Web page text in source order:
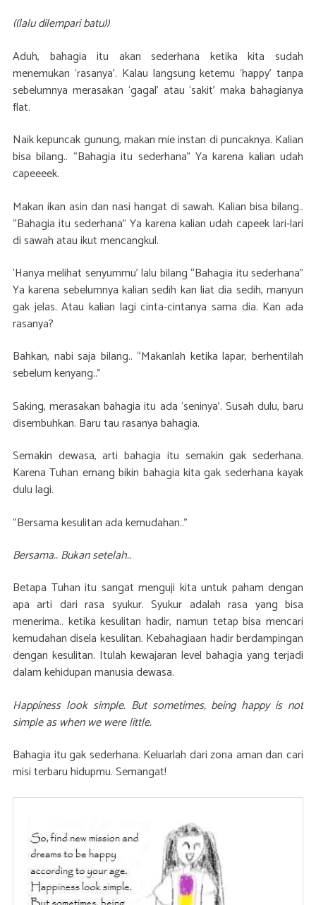
((lalu dilempari batu))
Aduh, bahagia itu akan sederhana ketika kita sudah
menemukan ‘rasanya’. Kalau langsung ketemu ‘happy’ tanpa
sebelumnya merasakan ‘gagal’ atau ‘sakit’ maka bahagianya
flat.
Naik kepuncak gunung, makan mie instan di puncaknya. Kalian
bisa bilang.. “Bahagia itu sederhana” Ya karena kalian udah
capeeeek.
Makan ikan asin dan nasi hangat di sawah. Kalian bisa bilang..
“Bahagia itu sederhana” Ya karena kalian udah capeek lari-lari
di sawah atau ikut mencangkul.
‘Hanya melihat senyummu’ lalu bilang “Bahagia itu sederhana”
Ya karena sebelumnya kalian sedih kan liat dia sedih, manyun
gak jelas. Atau kalian lagi cinta-cintanya sama dia. Kan ada
rasanya?
Bahkan, nabi saja bilang.. “Makanlah ketika lapar, berhentilah
sebelum kenyang..”
Saking, merasakan bahagia itu ada ‘seninya’. Susah dulu, baru
disembuhkan. Baru tau rasanya bahagia.
Semakin dewasa, arti bahagia itu semakin gak sederhana.
Karena Tuhan emang bikin bahagia kita gak sederhana kayak
dulu lagi.
“Bersama kesulitan ada kemudahan..”
Bersama.. Bukan setelah..
Betapa Tuhan itu sangat menguji kita untuk paham dengan
apa arti dari rasa syukur. Syukur adalah rasa yang bisa
menerima.. ketika kesulitan hadir, namun tetap bisa mencari
kemudahan disela kesulitan. Kebahagiaan hadir berdampingan
dengan kesulitan. Itulah kewajaran level bahagia yang terjadi
dalam kehidupan manusia dewasa.
Happiness look simple. But sometimes, being happy is not
simple as when we were little.
Bahagia itu gak sederhana. Keluarlah dari zona aman dan cari
misi terbaru hidupmu. Semangat!